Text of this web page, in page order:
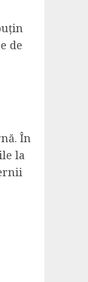
de
În
la